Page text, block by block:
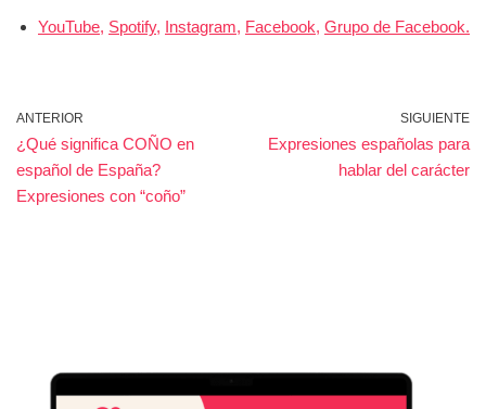
YouTube, Spotify, Instagram, Facebook, Grupo de Facebook.
ANTERIOR
¿Qué significa COÑO en
español de España?
Expresiones con “coño”
SIGUIENTE
Expresiones españolas para
hablar del carácter